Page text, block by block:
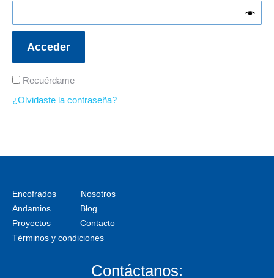
Acceder
Recuérdame
¿Olvidaste la contraseña?
Encofrados
Nosotros
Andamios
Blog
Proyectos
Contacto
Términos y condiciones
Contáctanos: